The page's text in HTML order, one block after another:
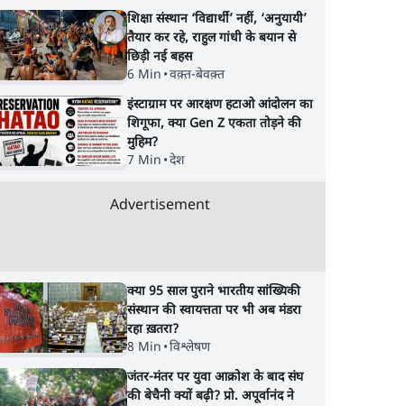
शिक्षा संस्थान ‘विद्यार्थी’ नहीं, ‘अनुयायी’
तैयार कर रहे, राहुल गांधी के बयान से
छिड़ी नई बहस
6 Min •वक़्त-बेवक़्त
इंस्टाग्राम पर आरक्षण हटाओ आंदोलन का
शिगूफा, क्या Gen Z एकता तोड़ने की
मुहिम?
7 Min •देश
Advertisement
क्या 95 साल पुराने भारतीय सांख्यिकी
संस्थान की स्वायत्तता पर भी अब मंडरा
रहा ख़तरा?
8 Min •विश्लेषण
जंतर-मंतर पर युवा आक्रोश के बाद संघ
की बेचैनी क्यों बढ़ी? प्रो. अपूर्वानंद ने